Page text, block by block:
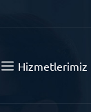
Hizmetlerimiz